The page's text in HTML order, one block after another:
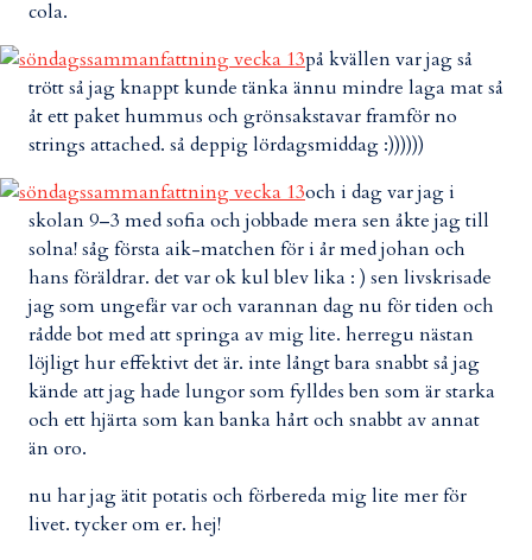
cola.
på kvällen var jag så
trött så jag knappt kunde tänka ännu mindre laga mat så
åt ett paket hummus och grönsakstavar framför no
strings attached. så deppig lördagsmiddag :))))))
och i dag var jag i
skolan 9–3 med sofia och jobbade mera sen åkte jag till
solna! såg första aik-matchen för i år med johan och
hans föräldrar. det var ok kul blev lika : ) sen livskrisade
jag som ungefär var och varannan dag nu för tiden och
rådde bot med att springa av mig lite. herregu nästan
löjligt hur effektivt det är. inte långt bara snabbt så jag
kände att jag hade lungor som fylldes ben som är starka
och ett hjärta som kan banka hårt och snabbt av annat
än oro.
nu har jag ätit potatis och förbereda mig lite mer för
livet. tycker om er. hej!